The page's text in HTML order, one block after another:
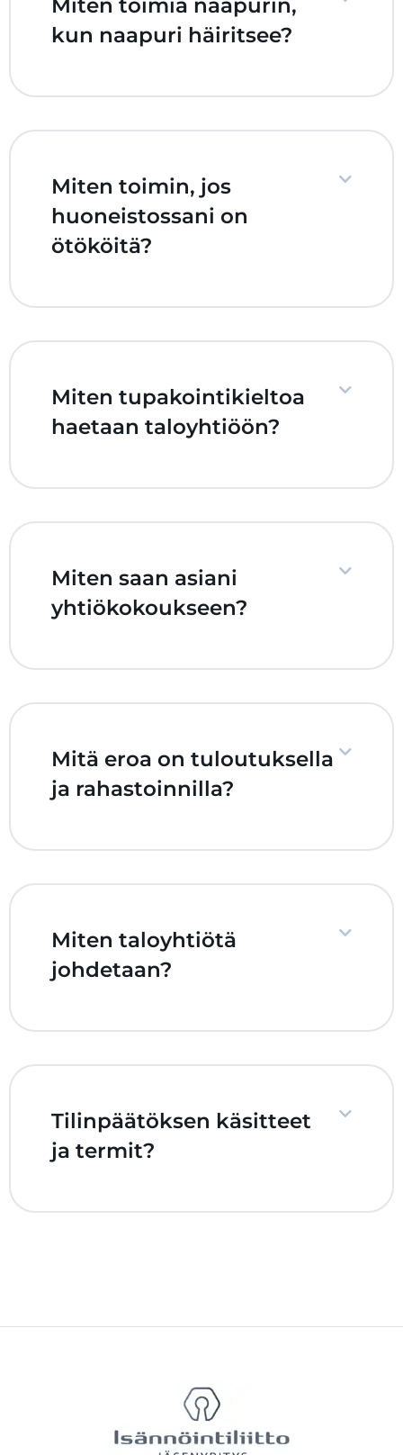
Miten toimia naapurin,
kun naapuri häiritsee?
Miten toimin, jos
huoneistossani on
ötököitä?
Miten tupakointikieltoa
haetaan taloyhtiöön?
Miten saan asiani
yhtiökokoukseen?
Mitä eroa on tuloutuksella
ja rahastoinnilla?
Miten taloyhtiötä
johdetaan?
Tilinpäätöksen käsitteet
ja termit?